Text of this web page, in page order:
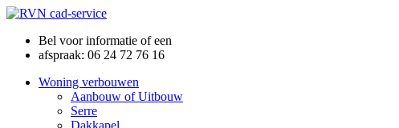
Bel voor informatie of een
afspraak: 06 24 72 76 16
Woning verbouwen
Aanbouw of Uitbouw
Serre
Dakkapel